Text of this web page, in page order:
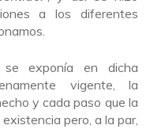
a los diferentes
exponía en dicha
vigente, la
y cada paso que la
pero, a la par,